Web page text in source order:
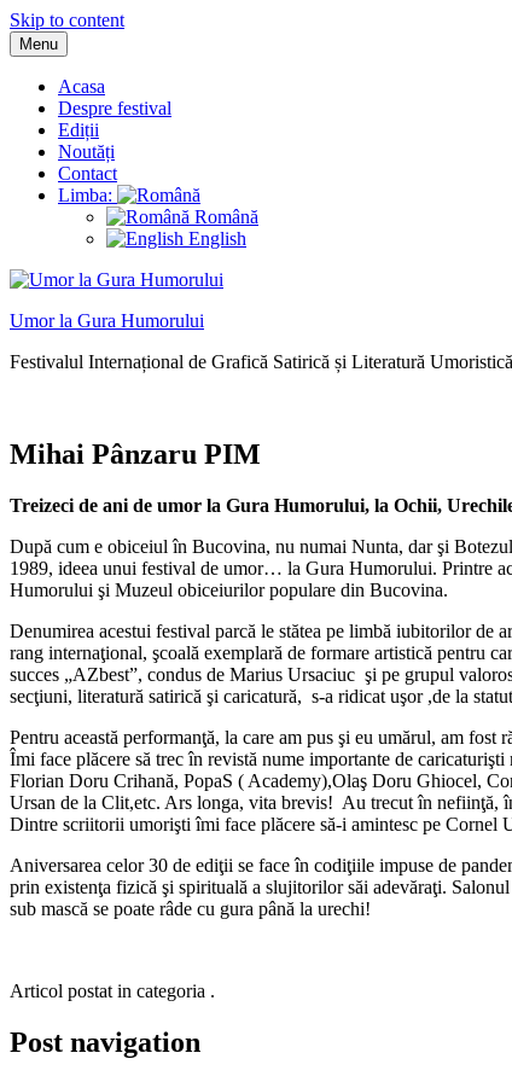
Skip to content
Menu
Acasa
Despre festival
Ediții
Noutăți
Contact
Limba:
Română
English
Umor la Gura Humorului
Festivalul Internațional de Grafică Satirică și Literatură Umoristică
Mihai Pânzaru PIM
Treizeci de ani de umor la Gura Humorului, la Ochii,
După cum e obiceiul în Bucovina, nu numai Nunta, dar şi
1989, ideea unui festival de umor… la Gura Humorului. Printre
Humorului şi Muzeul obiceiurilor populare din Bucovina.
Denumirea acestui festival parcă le stătea pe limbă iubitorilor de
rang internaţional, şcoală exemplară de formare artistică pentru
succes „AZbest”, condus de Marius Ursaciuc şi pe grupul
secţiuni, literatură satirică şi caricatură, s-a ridicat uşor ,de la
Pentru această performanţă, la care am pus şi eu umărul, am
Îmi face plăcere să trec în revistă nume importante de
Florian Doru Crihană, PopaS ( Academy),Olaş Doru Ghiocel,
Ursan de la Clit,etc. Ars longa, vita brevis! Au trecut în nefiinţă,
Dintre scriitorii umorişti îmi face plăcere să-i amintesc pe
Aniversarea celor 30 de ediţii se face în codiţiile impuse de
prin existenţa fizică şi spirituală a slujitorilor săi adevăraţi.
sub mască se poate râde cu gura până la urechi!
Articol postat in categoria .
Post navigation